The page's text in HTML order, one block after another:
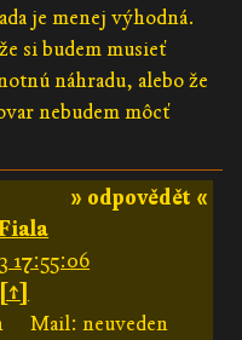
je menej výhodná.
si budem musieť
náhradu, alebo že
nebudem môcť
» odpovědět «
17:55:06
[↑]
Mail: neuveden